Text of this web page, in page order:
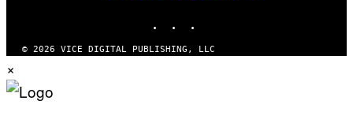
© 2026 VICE DIGITAL PUBLISHING, LLC
×